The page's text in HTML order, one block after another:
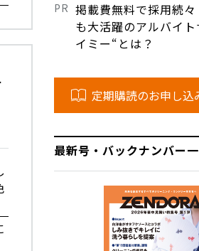
掲載費無料で採用続
も大活躍のアルバイト
イミー“とは？
定期購読のお申し込
最新号・バックナンバー